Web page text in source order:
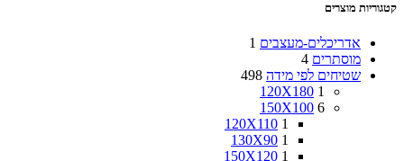
קטגוריות מוצרים
אדריכלים-מעצבים 1
מוסתרים 4
שטיחים לפי מידה 498
120X180 1
150X100 6
120X110 1
130X90 1
150X120 1